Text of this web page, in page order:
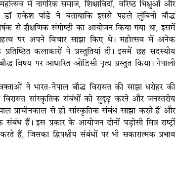
में नागरिक समाज, शिक्षाविदों, वरिष्ठ भिक्षुओं और
डॉ राकेश पांडे ने बतायाकि इससे पहले लुंबिनी बौद्ध
से शैक्षणिक संगोष्ठी का आयोजन किया गया था, इसमें
पर अपने विचार साझा किए थे। महोत्सव में अनेक
कलाकारों ने प्रस्तुतियां दी। इसमें छह सदस्यीय
पर आधारित ओडिसी नृत्य प्रस्तुत किया। नेपाली
ने भारत-नेपाल बौद्ध विरासत की साझा धरोहर की
विरासत सांस्कृतिक संबंधों को सुदृढ़ करने और जनस्तरीय
प्राचीनकाल से ही सांस्कृतिक संबंध साझा करते हैं और
हैं। इस प्रकार के आयोजन दोनों पड़ोसी मित्र राष्ट्रों
हैं, जिसका द्विपक्षीय संबंधों पर भी सकारात्मक प्रभाव